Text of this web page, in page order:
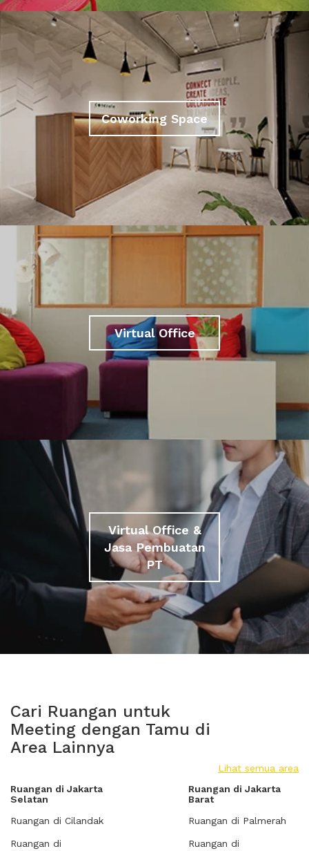
Coworking Space
Virtual Office
Virtual Office &
Jasa Pembuatan
PT
Cari Ruangan untuk
Meeting dengan Tamu di
Area Lainnya
Lihat semua area
Ruangan di Jakarta
Selatan
Ruangan di Cilandak
Ruangan di
Ruangan di Jakarta
Barat
Ruangan di Palmerah
Ruangan di